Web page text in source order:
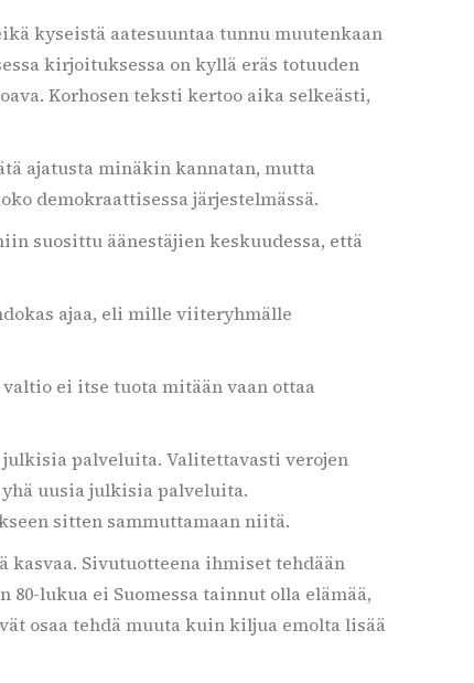
kyseistä aatesuuntaa tunnu muutenkaan
kirjoituksessa on kyllä eräs totuuden
Korhosen teksti kertoo aika selkeästi,
ajatusta minäkin kannatan, mutta
demokraattisessa järjestelmässä.
suosittu äänestäjien keskuudessa, että
ajaa, eli mille viiteryhmälle
ei itse tuota mitään vaan ottaa
palveluita. Valitettavasti verojen
uusia julkisia palveluita.
sitten sammuttamaan niitä.
kasvaa. Sivutuotteena ihmiset tehdään
lukua ei Suomessa tainnut olla elämää,
osaa tehdä muuta kuin kiljua emolta lisää